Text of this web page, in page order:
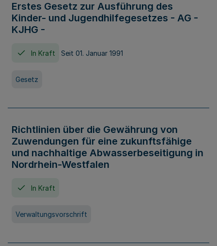
Erstes Gesetz zur Ausführung des
Kinder- und Jugendhilfegesetzes - AG -
KJHG -
In Kraft Seit 01. Januar 1991
Gesetz
Richtlinien über die Gewährung von
Zuwendungen für eine zukunftsfähige
und nachhaltige Abwasserbeseitigung in
Nordrhein-Westfalen
In Kraft
Verwaltungsvorschrift